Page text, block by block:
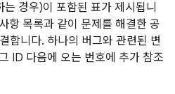
경우)이 포함된 표가 제시됩니
항 목록과 같이 문제를 해결한 공
합니다. 하나의 버그와 관련된 변
ID 다음에 오는 번호에 추가 참조